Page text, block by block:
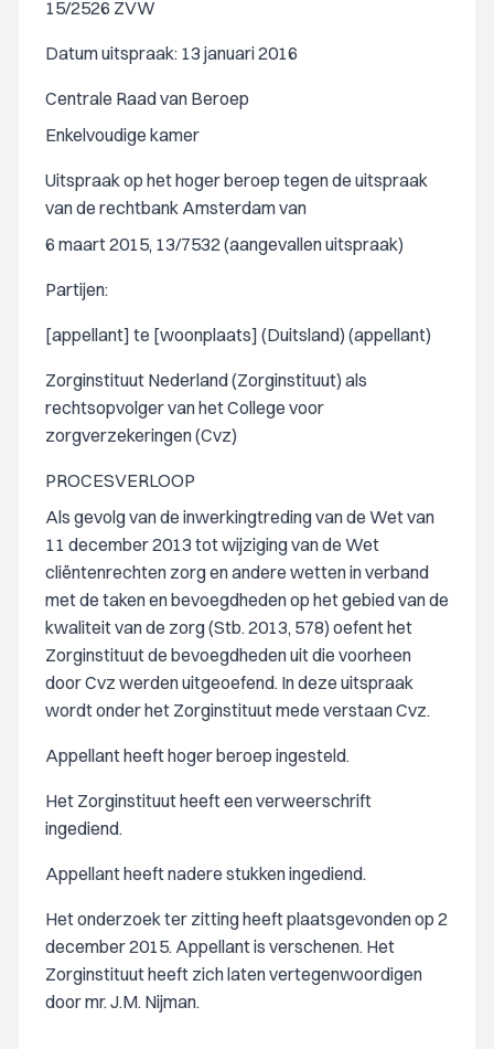
15/2526 ZVW
Datum uitspraak: 13 januari 2016
Centrale Raad van Beroep
Enkelvoudige kamer
Uitspraak op het hoger beroep tegen de uitspraak
van de rechtbank Amsterdam van
6 maart 2015, 13/7532 (aangevallen uitspraak)
Partijen:
[appellant] te [woonplaats] (Duitsland) (appellant)
Zorginstituut Nederland (Zorginstituut) als
rechtsopvolger van het College voor
zorgverzekeringen (Cvz)
PROCESVERLOOP
Als gevolg van de inwerkingtreding van de Wet van
11 december 2013 tot wijziging van de Wet
cliëntenrechten zorg en andere wetten in verband
met de taken en bevoegdheden op het gebied van de
kwaliteit van de zorg (Stb. 2013, 578) oefent het
Zorginstituut de bevoegdheden uit die voorheen
door Cvz werden uitgeoefend. In deze uitspraak
wordt onder het Zorginstituut mede verstaan Cvz.
Appellant heeft hoger beroep ingesteld.
Het Zorginstituut heeft een verweerschrift
ingediend.
Appellant heeft nadere stukken ingediend.
Het onderzoek ter zitting heeft plaatsgevonden op 2
december 2015. Appellant is verschenen. Het
Zorginstituut heeft zich laten vertegenwoordigen
door mr. J.M. Nijman.